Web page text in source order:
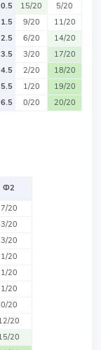
0.5
15/20
5/20
1.5
9/20
11/20
2.5
6/20
14/20
3.5
3/20
17/20
4.5
2/20
18/20
5.5
1/20
19/20
6.5
0/20 20/20
Ф2
7/20
3/20
3/20
1/20
1/20
1/20
0/20
20
20